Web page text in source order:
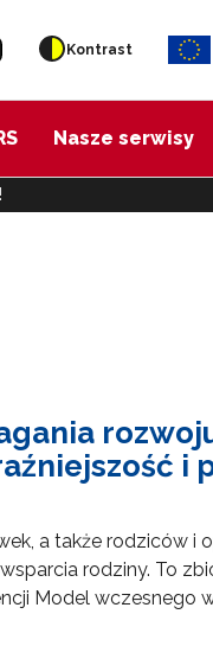
Kontrast
Nasze serwisy
i
a także rodziców
rodziny. To
Model wczesnego